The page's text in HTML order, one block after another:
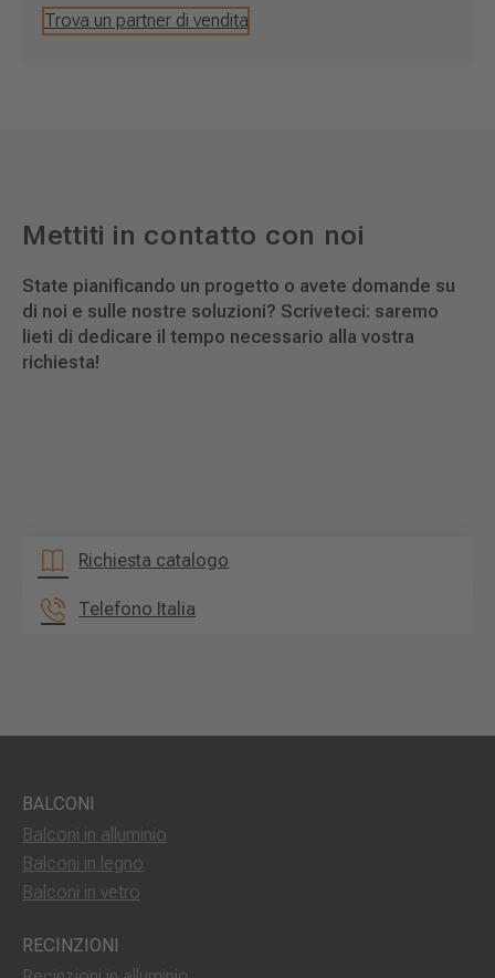
Trova un partner di vendita
Mettiti in contatto con noi
State pianificando un progetto o avete domande su
di noi e sulle nostre soluzioni? Scriveteci: saremo
lieti di dedicare il tempo necessario alla vostra
richiesta!
Richiesta catalogo
Telefono Italia
BALCONI
Balconi in alluminio
Balconi in legno
Balconi in vetro
RECINZIONI